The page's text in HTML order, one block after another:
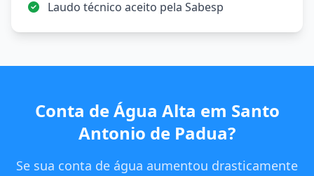
Laudo técnico aceito pela Sabesp
Conta de Água Alta em Santo
Antonio de Padua?
Se sua conta de água aumentou drasticamente